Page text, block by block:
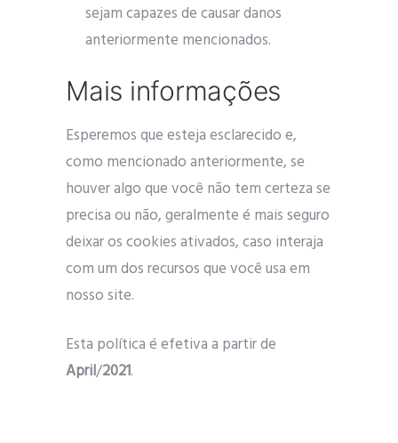
sejam capazes de causar danos
anteriormente mencionados.
Mais informações
Esperemos que esteja esclarecido e,
como mencionado anteriormente, se
houver algo que você não tem certeza se
precisa ou não, geralmente é mais seguro
deixar os cookies ativados, caso interaja
com um dos recursos que você usa em
nosso site.
Esta política é efetiva a partir de
April/2021.